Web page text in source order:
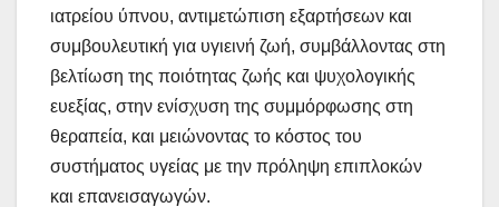
ιατρείου ύπνου, αντιμετώπιση εξαρτήσεων και
συμβουλευτική για υγιεινή ζωή, συμβάλλοντας στη
βελτίωση της ποιότητας ζωής και ψυχολογικής
ευεξίας, στην ενίσχυση της συμμόρφωσης στη
θεραπεία, και μειώνοντας το κόστος του
συστήματος υγείας με την πρόληψη επιπλοκών
και επανεισαγωγών.